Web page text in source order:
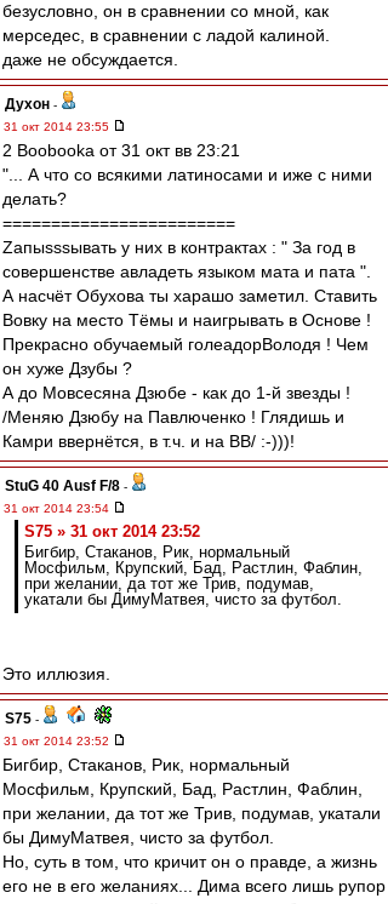
безусловно, он в сравнении со мной, как
мерседес, в сравнении с ладой калиной.
даже не обсуждается.
Духон -
31 окт 2014 23:55
2 Boobooka от 31 окт вв 23:21
"... А что со всякими латиносами и иже с ними
делать?
========================
Zапыsssывать у них в контрактах : " За год в
совершенстве авладеть языком мата и пата ".
А насчёт Обухова ты харашо заметил. Ставить
Вовку на место Тёмы и наигрывать в Основе !
Прекрасно обучаемый голеадорВолодя ! Чем
он хуже Дзубы ?
А до Мовсесяна Дзюбе - как до 1-й звезды !
/Меняю Дзюбу на Павлюченко ! Глядишь и
Камри ввернётся, в т.ч. и на ВВ/ :-)))!
StuG 40 Ausf F/8 -
31 окт 2014 23:54
S75 » 31 окт 2014 23:52
Бигбир, Стаканов, Рик, нормальный
Мосфильм, Крупский, Бад, Растлин, Фаблин,
при желании, да тот же Трив, подумав,
укатали бы ДимуМатвея, чисто за футбол.
Это иллюзия.
S75 -
31 окт 2014 23:52
Бигбир, Стаканов, Рик, нормальный
Мосфильм, Крупский, Бад, Растлин, Фаблин,
при желании, да тот же Трив, подумав, укатали
бы ДимуМатвея, чисто за футбол.
Но, суть в том, что кричит он о правде, а жизнь
его не в его желаниях... Дима всего лишь рупор